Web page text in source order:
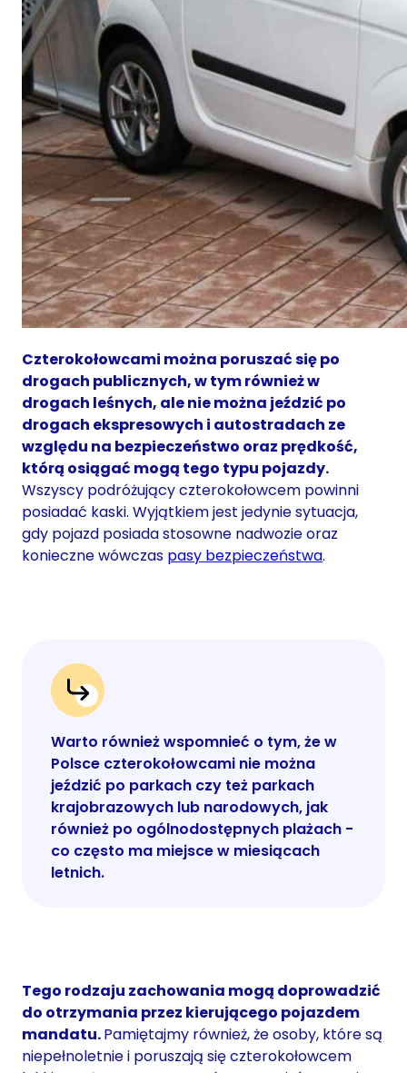
Czterokołowcami można poruszać się po
drogach publicznych, w tym również w
drogach leśnych, ale nie można jeździć po
drogach ekspresowych i autostradach ze
względu na bezpieczeństwo oraz prędkość,
którą osiągać mogą tego typu pojazdy.
Wszyscy podróżujący czterokołowcem powinni
posiadać kaski. Wyjątkiem jest jedynie sytuacja,
gdy pojazd posiada stosowne nadwozie oraz
konieczne wówczas pasy bezpieczeństwa.
Warto również wspomnieć o tym, że w
Polsce czterokołowcami nie można
jeździć po parkach czy też parkach
krajobrazowych lub narodowych, jak
również po ogólnodostępnych plażach -
co często ma miejsce w miesiącach
letnich.
Tego rodzaju zachowania mogą doprowadzić
do otrzymania przez kierującego pojazdem
mandatu.Pamiętajmy również, że osoby, które są
niepełnoletnie i poruszają się czterokołowcem